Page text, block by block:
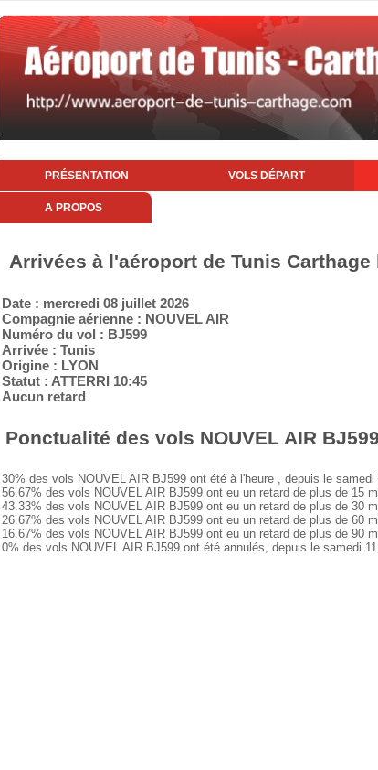
PRÉSENTATION VOLS DÉPART
A PROPOS
Arrivées à l'aéroport de Tunis
Date : mercredi 08 juillet 2026
Compagnie aérienne : NOUVEL AIR
Numéro du vol : BJ599
Arrivée : Tunis
Origine : LYON
Statut : ATTERRI 10:45
Aucun retard
Ponctualité des vols NOUVEL AIR
30% des vols NOUVEL AIR BJ599 ont été à l'heure , depuis le samedi
56.67% des vols NOUVEL AIR BJ599 ont eu un retard de plus de 15
43.33% des vols NOUVEL AIR BJ599 ont eu un retard de plus de 30
26.67% des vols NOUVEL AIR BJ599 ont eu un retard de plus de 60
16.67% des vols NOUVEL AIR BJ599 ont eu un retard de plus de 90
0% des vols NOUVEL AIR BJ599 ont été annulés, depuis le samedi